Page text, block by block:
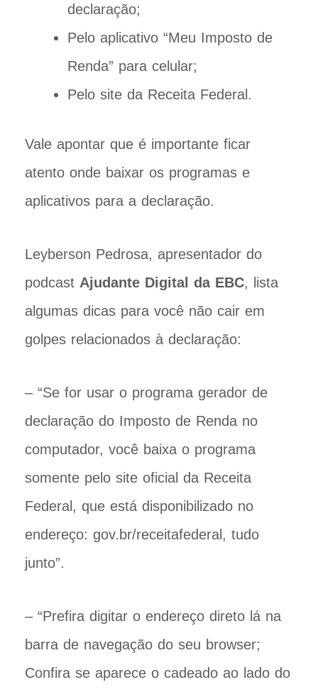
declaração;
Pelo aplicativo “Meu Imposto de
Renda” para celular;
Pelo site da Receita Federal.
Vale apontar que é importante ficar
atento onde baixar os programas e
aplicativos para a declaração.
Leyberson Pedrosa, apresentador do
podcast Ajudante Digital da EBC, lista
algumas dicas para você não cair em
golpes relacionados à declaração:
– “Se for usar o programa gerador de
declaração do Imposto de Renda no
computador, você baixa o programa
somente pelo site oficial da Receita
Federal, que está disponibilizado no
endereço: gov.br/receitafederal, tudo
junto”.
– “Prefira digitar o endereço direto lá na
barra de navegação do seu browser;
Confira se aparece o cadeado ao lado do